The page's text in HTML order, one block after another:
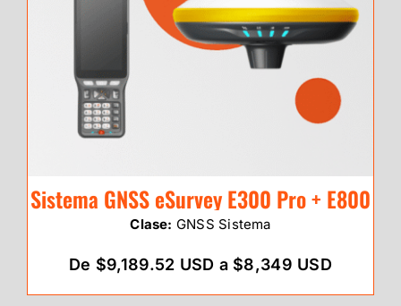
Sistema GNSS eSurvey E300 Pro + E800
Clase: GNSS Sistema
De $9,189.52 USD a $8,349 USD